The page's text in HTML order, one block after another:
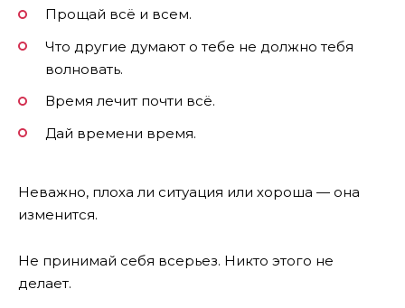
Прощай всё и всем.
Что другие думают о тебе не должно тебя
волновать.
Время лечит почти всё.
Дай времени время.
Неважно, плоха ли ситуация или хороша — она
изменится.
Не принимай себя всерьез. Никто этого не
делает.